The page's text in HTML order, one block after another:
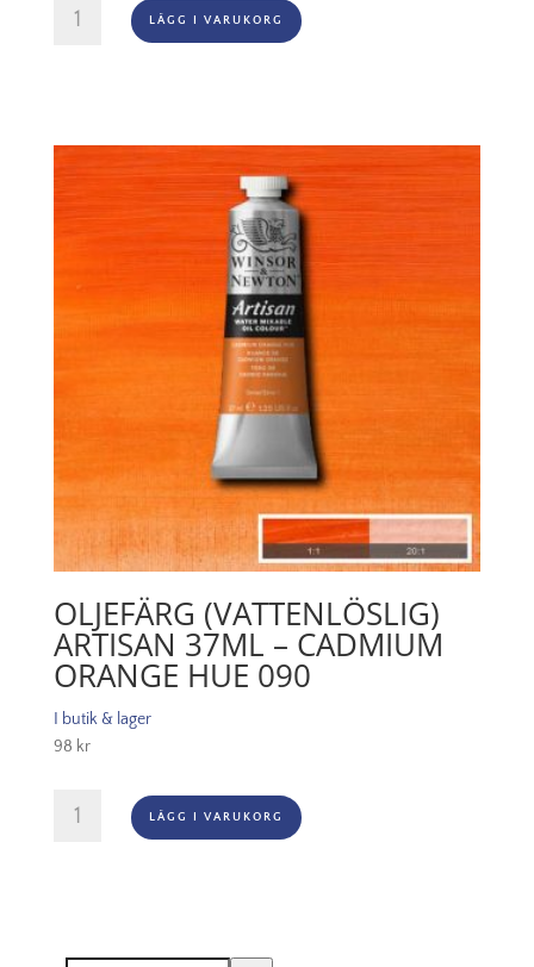
Winsor
-
LÄGG I VARUKORG
OLJEFÄRG (VATTENLÖSLIG)
ARTISAN 37ML – CADMIUM
ORANGE HUE 090
I butik & lager
98 kr
(vattenlöslig)
LÄGG I VARUKORG